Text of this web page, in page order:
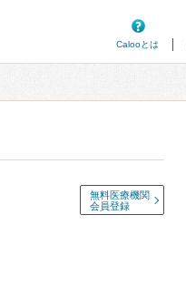
Calooとは
無料医療機関
会員登録